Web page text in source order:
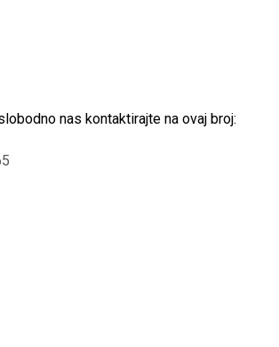
nas kontaktirajte na ovaj broj: